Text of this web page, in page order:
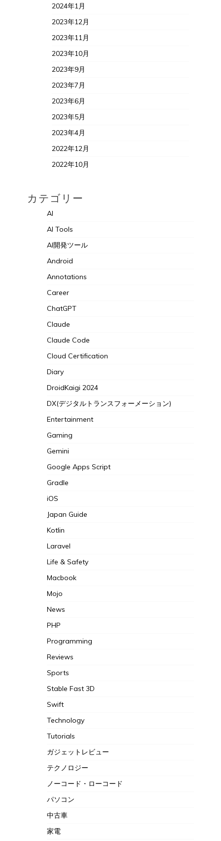
2024年1月
2023年12月
2023年11月
2023年10月
2023年9月
2023年7月
2023年6月
2023年5月
2023年4月
2022年12月
2022年10月
カテゴリー
AI
AI Tools
AI開発ツール
Android
Annotations
Career
ChatGPT
Claude
Claude Code
Cloud Certification
Diary
DroidKaigi 2024
DX(デジタルトランスフォーメーション)
Entertainment
Gaming
Gemini
Google Apps Script
Gradle
iOS
Japan Guide
Kotlin
Laravel
Life & Safety
Macbook
Mojo
News
PHP
Programming
Reviews
Sports
Stable Fast 3D
Swift
Technology
Tutorials
ガジェットレビュー
テクノロジー
ノーコード・ローコード
パソコン
中古車
家電